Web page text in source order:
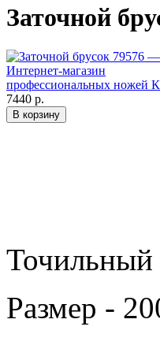
Заточной
7440 р.
Точильный
Размер -